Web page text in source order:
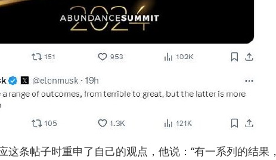
条帖子时重申了自己的观点，他说：“有一系列的结果，